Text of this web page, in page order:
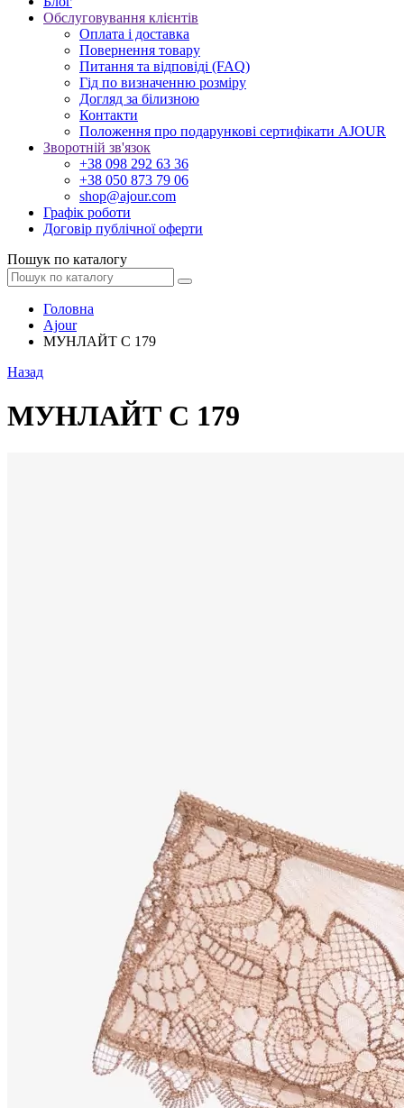
Обслуговування клієнтів
Оплата і доставка
Повернення товару
Питання та відповіді (FAQ)
Гід по визначенню розміру
Догляд за білизною
Контакти
Положення про подарункові сертифікати AJOUR
Зворотній зв'язок
+38 098 292 63 36
+38 050 873 79 06
shop@ajour.com
Графік роботи
Договір публічної оферти
Пошук по каталогу
Головна
Ajour
МУНЛАЙТ С 179
Назад
МУНЛАЙТ С 179